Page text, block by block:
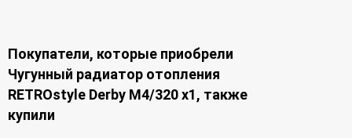
Покупатели, которые приобрели
Чугунный радиатор отопления
RETROstyle Derby М4/320 x1, также
купили